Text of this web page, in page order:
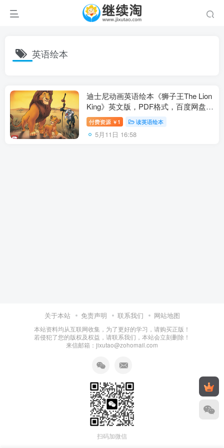
英语绘本
迪士尼动画英语绘本《狮子王The Lion
King》英文版，PDF格式，百度网盘下
载！
付费资源 ￥ 1 读英语绘本
5月11日 16:58
关于本站 免责声明 联系我们 网站地图
本站资料均从互联网收集，为了更好的学习，请购买正版！
若侵犯了您的版权及权益，请联系我们，本站会立刻删除！
来信邮箱：jixutao@zohomail.com
扫码加微信